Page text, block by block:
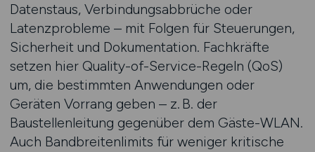
Datenstaus, Verbindungsabbrüche oder
Latenzprobleme – mit Folgen für Steuerungen,
Sicherheit und Dokumentation. Fachkräfte
setzen hier Quality-of-Service-Regeln (QoS)
um, die bestimmten Anwendungen oder
Geräten Vorrang geben – z. B. der
Baustellenleitung gegenüber dem Gäste-WLAN.
Auch Bandbreitenlimits für weniger kritische